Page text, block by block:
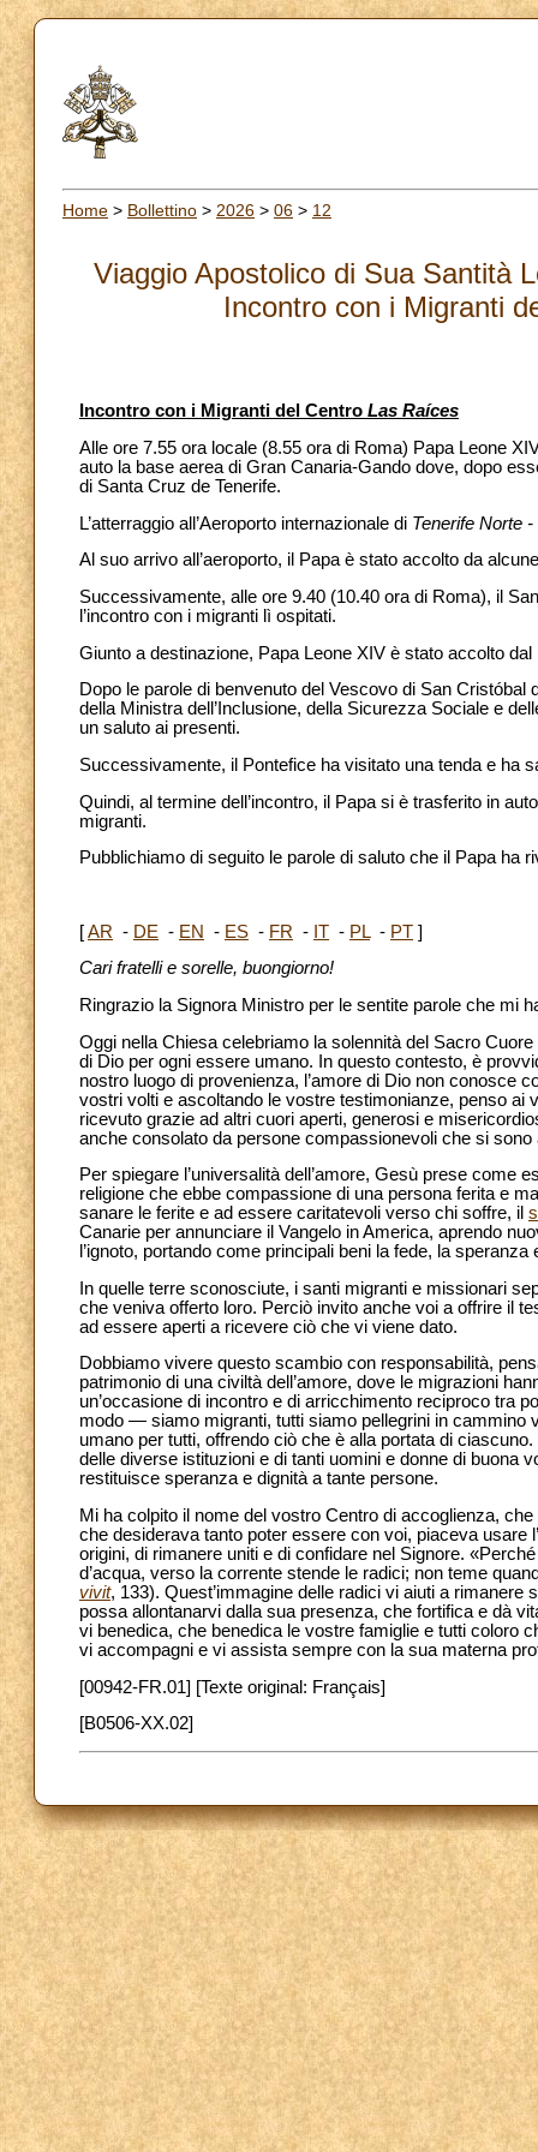
Home > Bollettino > 2026 > 06 > 12
Viaggio Apostolico di Sua Santità
Incontro con i Migranti
Incontro con i Migranti del Centro Las Raíces
Alle ore 7.55 ora locale (8.55 ora di Roma) Papa Leone
auto la base aerea di Gran Canaria-Gando dove, dopo
di Santa Cruz de Tenerife.
L’atterraggio all’Aeroporto internazionale di Tenerife Norte
Al suo arrivo all’aeroporto, il Papa è stato accolto da
Successivamente, alle ore 9.40 (10.40 ora di Roma), il
l’incontro con i migranti lì ospitati.
Giunto a destinazione, Papa Leone XIV è stato accolto
Dopo le parole di benvenuto del Vescovo di San
della Ministra dell’Inclusione, della Sicurezza Sociale e
un saluto ai presenti.
Successivamente, il Pontefice ha visitato una tenda e ha
Quindi, al termine dell’incontro, il Papa si è trasferito in
migranti.
Pubblichiamo di seguito le parole di saluto che il Papa ha
[AR - DE - EN - ES - FR - IT - PL- PT ]
Cari fratelli e sorelle, buongiorno!
Ringrazio la Signora Ministro per le sentite parole che mi
Oggi nella Chiesa celebriamo la solennità del Sacro
di Dio per ogni essere umano. In questo contesto, è
nostro luogo di provenienza, l’amore di Dio non conosce
vostri volti e ascoltando le vostre testimonianze, penso ai
ricevuto grazie ad altri cuori aperti, generosi e
anche consolato da persone compassionevoli che si
Per spiegare l’universalità dell’amore, Gesù prese come
religione che ebbe compassione di una persona ferita e
sanare le ferite e ad essere caritatevoli verso chi soffre, il
Canarie per annunciare il Vangelo in America, aprendo
l’ignoto, portando come principali beni la fede, la
In quelle terre sconosciute, i santi migranti e missionari
che veniva offerto loro. Perciò invito anche voi a offrire il
ad essere aperti a ricevere ciò che vi viene dato.
Dobbiamo vivere questo scambio con responsabilità,
patrimonio di una civiltà dell’amore, dove le migrazioni
un’occasione di incontro e di arricchimento reciproco tra
modo — siamo migranti, tutti siamo pellegrini in cammino
umano per tutti, offrendo ciò che è alla portata di
delle diverse istituzioni e di tanti uomini e donne di buona
restituisce speranza e dignità a tante persone.
Mi ha colpito il nome del vostro Centro di accoglienza,
che desiderava tanto poter essere con voi, piaceva usare
origini, di rimanere uniti e di confidare nel Signore.
d’acqua, verso la corrente stende le radici; non teme
vivit, 133). Quest’immagine delle radici vi aiuti a
possa allontanarvi dalla sua presenza, che fortifica e dà
vi benedica, che benedica le vostre famiglie e tutti coloro
vi accompagni e vi assista sempre con la sua materna
[00942-FR.01] [Texte original: Français]
[B0506-XX.02]